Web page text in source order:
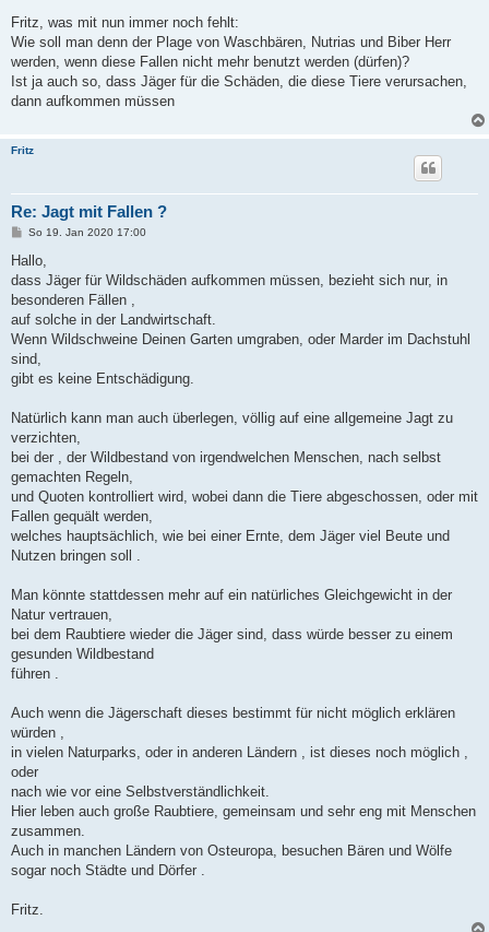
Fritz, was mit nun immer noch fehlt:
Wie soll man denn der Plage von Waschbären, Nutrias und Biber Herr
werden, wenn diese Fallen nicht mehr benutzt werden (dürfen)?
Ist ja auch so, dass Jäger für die Schäden, die diese Tiere verursachen,
dann aufkommen müssen
Fritz
Re: Jagt mit Fallen ?
B
i
r
a
So 19. Jan 2020 17:00
Hallo,
dass Jäger für Wildschäden aufkommen müssen, bezieht sich nur, in
besonderen Fällen ,
auf solche in der Landwirtschaft.
Wenn Wildschweine Deinen Garten umgraben, oder Marder im Dachstuhl
sind,
gibt es keine Entschädigung.
Natürlich kann man auch überlegen, völlig auf eine allgemeine Jagt zu
verzichten,
bei der , der Wildbestand von irgendwelchen Menschen, nach selbst
gemachten Regeln,
und Quoten kontrolliert wird, wobei dann die Tiere abgeschossen, oder mit
Fallen gequält werden,
welches hauptsächlich, wie bei einer Ernte, dem Jäger viel Beute und
Nutzen bringen soll .
Man könnte stattdessen mehr auf ein natürliches Gleichgewicht in der
Natur vertrauen,
bei dem Raubtiere wieder die Jäger sind, dass würde besser zu einem
gesunden Wildbestand
führen .
Auch wenn die Jägerschaft dieses bestimmt für nicht möglich erklären
würden ,
in vielen Naturparks, oder in anderen Ländern , ist dieses noch möglich ,
oder
nach wie vor eine Selbstverständlichkeit.
Hier leben auch große Raubtiere, gemeinsam und sehr eng mit Menschen
zusammen.
Auch in manchen Ländern von Osteuropa, besuchen Bären und Wölfe
sogar noch Städte und Dörfer .
Fritz.